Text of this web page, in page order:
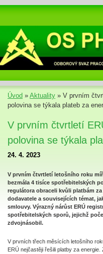
Úvod » Aktuality » V prvním
polovina se týkala plateb za
V prvním čtvrtletí
polovina se týkala
24. 4. 2023
V prvním čtvrtletí letošního roku
bezmála 4 tisíce spotřebitelských
regulátora obraceli kvůli platbám
dodavatele a souvisejících témat,
smlouvy. Výrazný nárůst ERÚ
spotřebitelských sporů, jejichž
zdvojnásobil.
V prvních třech měsících letošního
ERÚ nejčastěji řešili platby za